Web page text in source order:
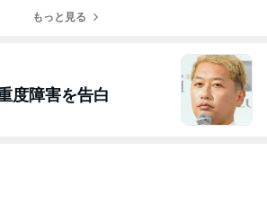
もっと見る
度障害を告白